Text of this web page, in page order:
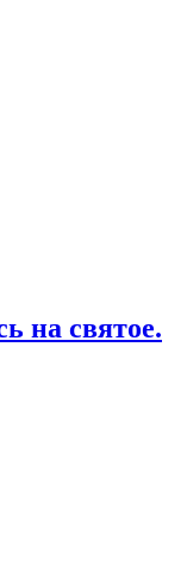
на святое.